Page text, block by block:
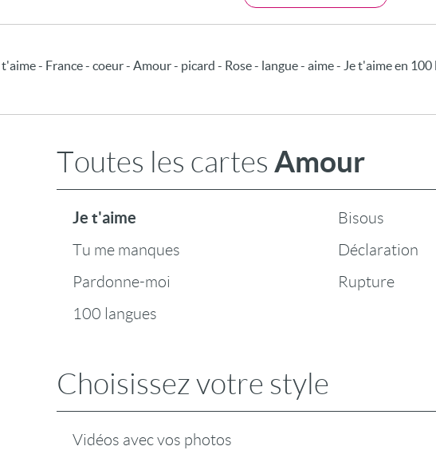
- France - coeur - Amour - picard - Rose - langue - aime - Je t'aime en
Toutes les cartes Amour
Je t'aime
Tu me manques
Pardonne-moi
100 langues
Bisous
Déclaration
Rupture
Choisissez votre style
Vidéos avec vos photos